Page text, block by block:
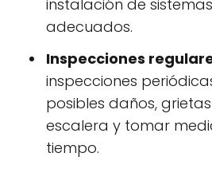
instalación de
adecuados.
Inspecciones
inspecciones
posibles daños,
escalera y tomar
tiempo.